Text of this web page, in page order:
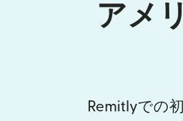
アメ
Remitlyでの